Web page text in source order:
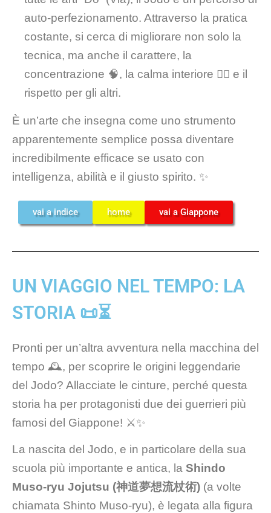
auto-perfezionamento. Attraverso la pratica
costante, si cerca di migliorare non solo la
tecnica, ma anche il carattere, la
concentrazione 🧠, la calma interiore 🧘‍♀️ e il
rispetto per gli altri.
È un’arte che insegna come uno strumento
apparentemente semplice possa diventare
incredibilmente efficace se usato con
intelligenza, abilità e il giusto spirito. ✨
vai a indice home vai a Giappone
UN VIAGGIO NEL TEMPO: LA
STORIA 📜⏳
Pronti per un’altra avventura nella macchina del
tempo 🕰️, per scoprire le origini leggendarie
del Jodo? Allacciate le cinture, perché questa
storia ha per protagonisti due dei guerrieri più
famosi del Giappone! ⚔️✨
La nascita del Jodo, e in particolare della sua
scuola più importante e antica, la Shindo
Muso-ryu Jojutsu (神道夢想流杖術) (a volte
chiamata Shinto Muso-ryu), è legata alla figura